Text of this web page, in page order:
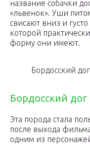
название собачки
«львенок». Уши
свисают вниз и
которой
форму они имеют.
Бордосский
Бордосский дог
Эта порода стала
после выхода
одним из